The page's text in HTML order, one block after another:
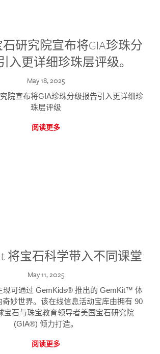
石研究院宣布将GIA珍珠分
入更详细珍珠层评级。
May 18, 2025
院宣布将GIA珍珠分级报告引入更详细珍
珠层评级
阅读更多
将宝石科学带入不同课堂
May 11, 2025
现可通过 GemKids® 推出的 GemKit™ 体
妙世界。该在线信息活动宝库由拥有 90
宝石与珠宝教育领导者美国宝石研究院
(GIA®) 倾力打造。
阅读更多